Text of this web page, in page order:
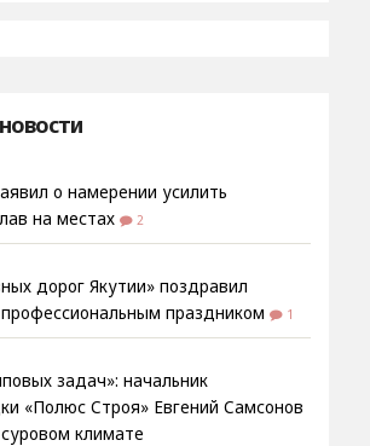
о намерении усилить
на местах
2
дорог Якутии» поздравил
праздником
1
задач»: начальник
«Полюс Строя» Евгений Самсонов
климате